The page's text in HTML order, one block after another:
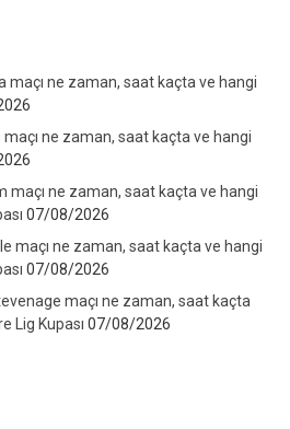
maçı ne zaman, saat kaçta ve hangi
ne zaman, saat kaçta ve hangi
maçı ne zaman, saat kaçta ve hangi
07/08/2026
maçı ne zaman, saat kaçta ve hangi
07/08/2026
maçı ne zaman, saat kaçta
Lig Kupası 07/08/2026